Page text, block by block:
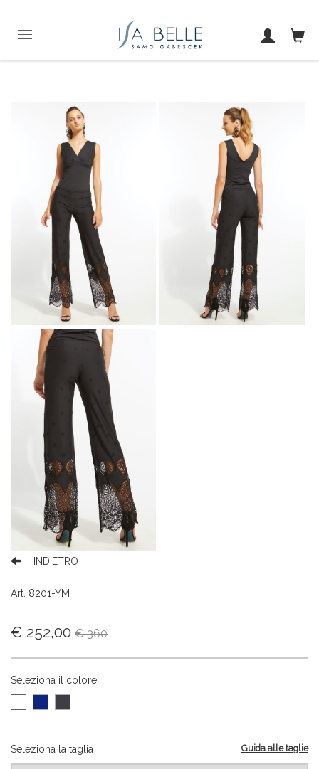
INDIETRO
Art. 8201-YM
€ 252,00 € 360
Seleziona il colore
Guida alle taglie
Seleziona la taglia